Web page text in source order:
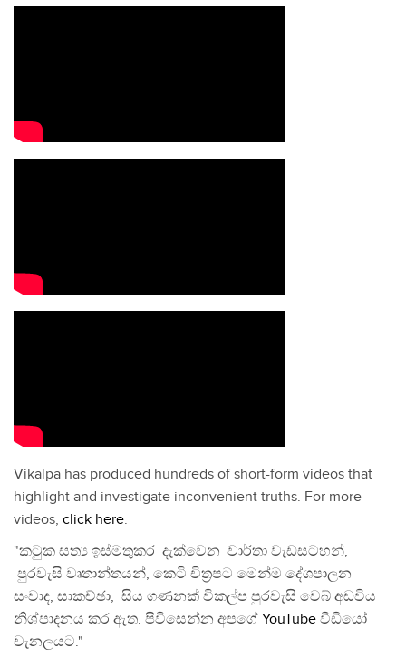
Vikalpa has produced hundreds of short-form videos that
highlight and investigate inconvenient truths. For more
videos, click here.
"කටුක සත්‍ය ඉස්මතුකර දැක්වෙන වාර්තා වැඩසටහන්,
පුරවැසි වෘතාන්තයන්, කෙටි චිත්‍රපට මෙන්ම දේශපාලන
සංවාද, සාකච්ඡා, සිය ගණනක් විකල්ප පුරවැසි වෙබ් අඩවිය
නිශ්පාදනය කර ඇත. පිවිසෙන්න අපගේ YouTube වීඩියෝ
චැනලයට."